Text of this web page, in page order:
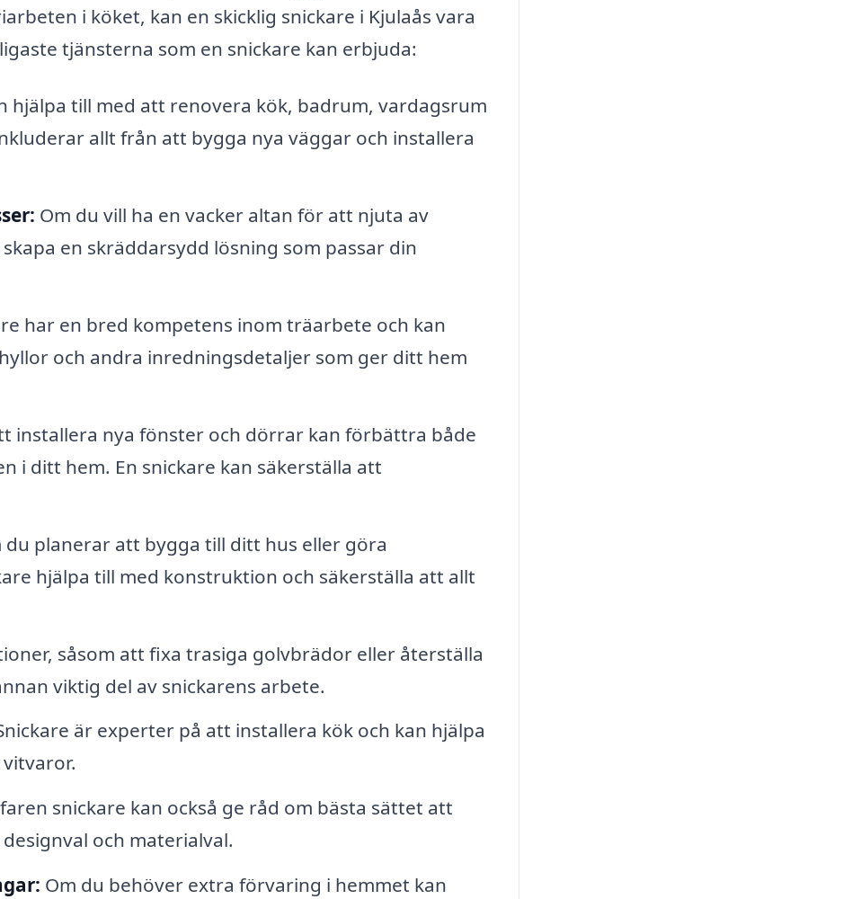
i köket, kan en skicklig snickare i Kjulaås vara
tjänsterna som en snickare kan erbjuda:
hjälpa till med att renovera kök, badrum, vardagsrum
allt från att bygga nya väggar och installera
Om du vill ha en vacker altan för att njuta av
en skräddarsydd lösning som passar din
har en bred kompetens inom träarbete och kan
och andra inredningsdetaljer som ger ditt hem
installera nya fönster och dörrar kan förbättra både
i ditt hem. En snickare kan säkerställa att
du planerar att bygga till ditt hus eller göra
hjälpa till med konstruktion och säkerställa att allt
såsom att fixa trasiga golvbrädor eller återställa
viktig del av snickarens arbete.
är experter på att installera kök och kan hjälpa
snickare kan också ge råd om bästa sättet att
och materialval.
Om du behöver extra förvaring i hemmet kan